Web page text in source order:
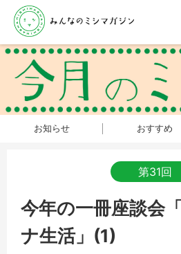
お知らせ おすすめ
第31回
今年の一冊座談会
ナ生活」(1)